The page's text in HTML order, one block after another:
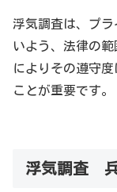
浮気調査は、プ
いよう、法律の
によりその遵守
ことが重要です。
浮気調査